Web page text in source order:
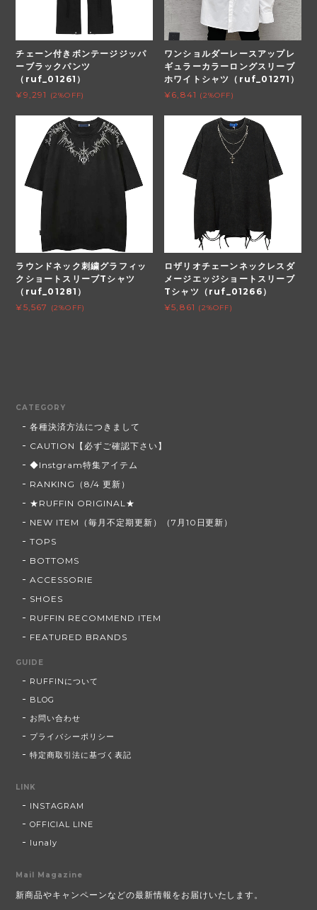
チェーン付きボンテージジッパ
ーブラックパンツ
（ruf_01261）
¥9,291
(2%OFF)
ワンショルダーレースアップレ
ギュラーカラーロングスリーブ
ホワイトシャツ（ruf_01271）
¥6,841 (2%OFF)
ラウンドネック刺繍グラフィッ
クショートスリーブTシャツ
（ruf_01281）
¥5,567
(2%OFF)
ロザリオチェーンネックレスダ
メージエッジショートスリーブ
Tシャツ（ruf_01266）
¥5,861 (2%OFF)
CATEGORY
各種決済方法につきまして
CAUTION【必ずご確認下さい】
◆Instgram特集アイテム
RANKING（8/4 更新）
★RUFFIN ORIGINAL★
NEW ITEM（毎月不定期更新）（7月10日更新）
TOPS
BOTTOMS
ACCESSORIE
SHOES
RUFFIN RECOMMEND ITEM
FEATURED BRANDS
GUIDE
RUFFINについて
BLOG
お問い合わせ
プライバシーポリシー
特定商取引法に基づく表記
LINK
INSTAGRAM
OFFICIAL LINE
lunaly
Mail Magazine
新商品やキャンペーンなどの最新情報をお届けいたします。